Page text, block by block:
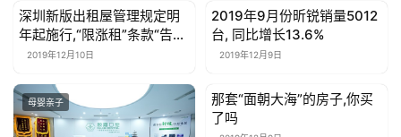
母婴亲子
深圳新版出租屋管理规定明
年起施行,“限涨租”条款“告
吹”
2019年12月10日
母婴亲子
2019年9月份昕锐销量5012
台, 同比增长13.6%
2019年12月9日
母婴亲子 母婴亲子
那套“面朝大海”的房子,你买
了吗